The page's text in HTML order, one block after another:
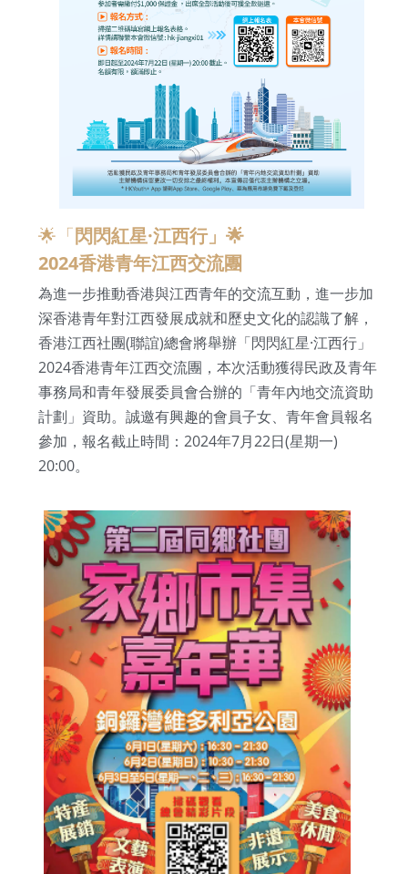
🌟「閃閃紅星·江西行」🌟
2024香港青年江西交流團
為進一步推動香港與江西青年的交流互動，進一步加
深香港青年對江西發展成就和歷史文化的認識了解，
香港江西社團(聯誼)總會將舉辦「閃閃紅星·江西行」
2024香港青年江西交流團，本次活動獲得民政及青年
事務局和青年發展委員會合辦的「青年內地交流資助
計劃」資助。誠邀有興趣的會員子女、青年會員報名
參加，報名截止時間：2024年7月22日(星期一)
20:00。